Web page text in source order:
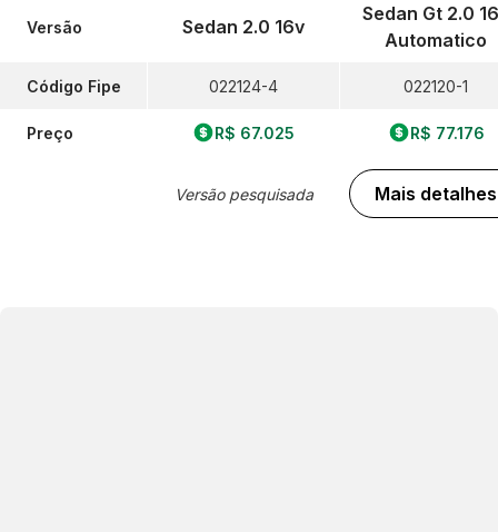
Versão
Código Fipe
Preço
Sedan 2.0 16v
022124-4
R$ 67.025
Versão pesquisada
Sedan Gt 2.0
Automatico
022120-1
R$ 77.176
Mais detalhes